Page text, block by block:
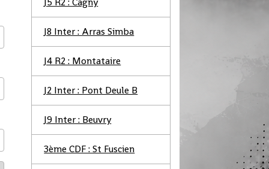
J8 Inter : Arras Simba
J4 R2 : Montataire
J2 Inter : Pont Deule B
J9 Inter : Beuvry
3ème CDF : St Fuscien